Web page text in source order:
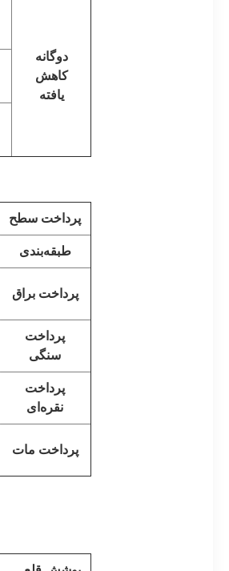
دوگانه
کاهش
یافته
پرداخت سطح
طبقه‌بندی
پرداخت براق
پرداخت
سنگی
پرداخت
نقره‌ای
پرداخت مات